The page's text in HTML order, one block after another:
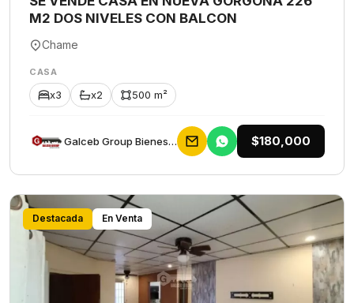
M2 DOS NIVELES CON BALCON
Chame
CASA
x3 x2 500 m²
Galceb Group Bienes Raices $180,000
Destacada En Venta